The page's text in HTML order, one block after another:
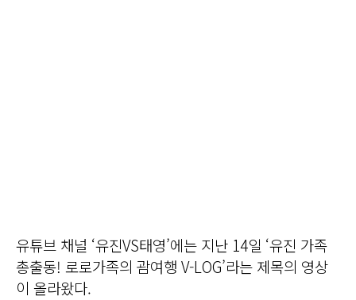
유튜브 채널 ‘유진VS태영’에는 지난 14일 ‘유진 가족
총출동! 로로가족의 괌여행 V-LOG’라는 제목의 영상
이 올라왔다.